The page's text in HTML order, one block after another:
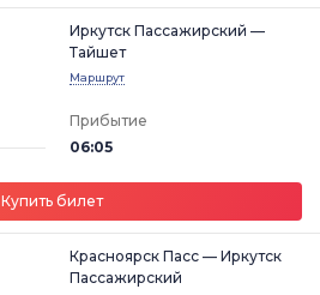
Иркутск Пассажирский —
Тайшет
Маршрут
Прибытие
06:05
Купить билет
Красноярск Пасс — Иркутск
Пассажирский